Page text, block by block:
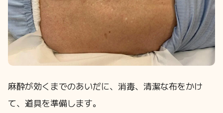
麻酔が効くまでのあいだに、消毒、清潔な布をかけ
て、道具を準備します。